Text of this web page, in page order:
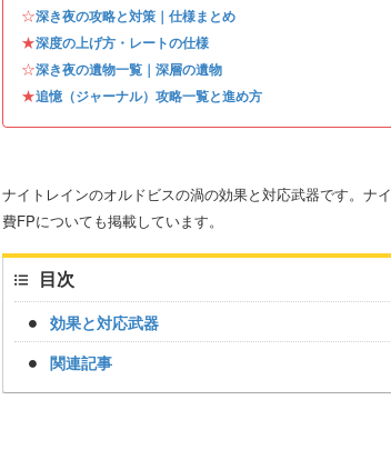
☆深き夜の攻略と対策｜仕様まとめ
★深度の上げ方・レートの仕様
☆深き夜の遺物一覧｜深層の遺物
★追憶（ジャーナル）攻略一覧と進め方
ナイトレインのオルドビスの渦の効果と対応武器です。ナ
費FPについても掲載しています。
目次
効果と対応武器
関連記事